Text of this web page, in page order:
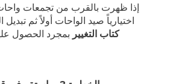
إذا ظهرت بالقرب من تجمعات
اختيارياً صيد الواحات أولاً ثم
كتاب التغيير بمجرد الحصول